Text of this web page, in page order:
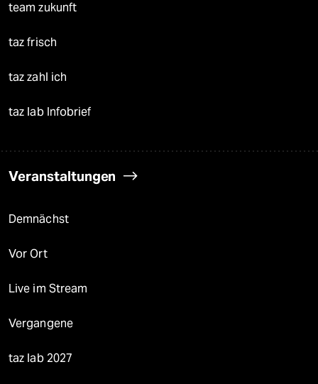
team zukunft
taz frisch
taz zahl ich
taz lab Infobrief
Veranstaltungen
Demnächst
Vor Ort
Live im Stream
Vergangene
taz lab 2027